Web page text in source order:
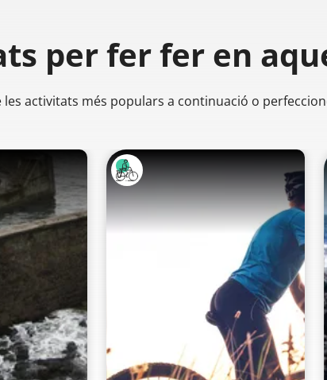
per ferfer en
les activitats més populars a continuació o